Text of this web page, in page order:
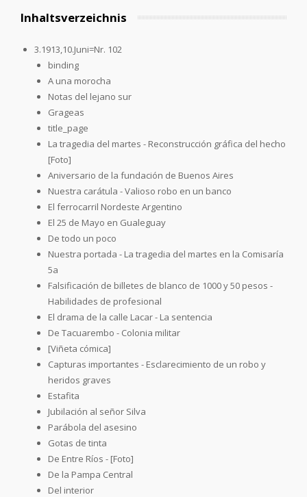
Inhaltsverzeichnis
3.1913,10.Juni=Nr. 102
binding
A una morocha
Notas del lejano sur
Grageas
title_page
La tragedia del martes - Reconstrucción gráfica del hecho
[Foto]
Aniversario de la fundación de Buenos Aires
Nuestra carátula - Valioso robo en un banco
El ferrocarril Nordeste Argentino
El 25 de Mayo en Gualeguay
De todo un poco
Nuestra portada - La tragedia del martes en la Comisaría
5a
Falsificación de billetes de blanco de 1000 y 50 pesos -
Habilidades de profesional
El drama de la calle Lacar - La sentencia
De Tacuarembo - Colonia militar
[Viñeta cómica]
Capturas importantes - Esclarecimiento de un robo y
heridos graves
Estafita
Jubilación al señor Silva
Parábola del asesino
Gotas de tinta
De Entre Ríos - [Foto]
De la Pampa Central
Del interior